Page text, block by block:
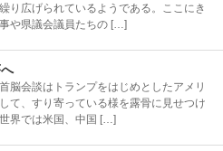
り広げられているようである。ここにき
や県議会議員たちの […]
脳会談はトランプをはじめとしたアメリ
て、すり寄っている様を露骨に見せつけ
界では米国、中国 […]